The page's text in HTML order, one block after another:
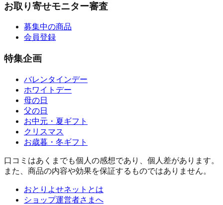
お取り寄せモニター審査
募集中の商品
会員登録
特集企画
バレンタインデー
ホワイトデー
母の日
父の日
お中元・夏ギフト
クリスマス
お歳暮・冬ギフト
口コミはあくまでも個人の感想であり、個人差があります。
また、商品の内容や効果を保証するものではありません。
おとりよせネットとは
ショップ運営者さまへ